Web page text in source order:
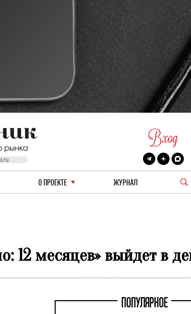
Вход
О ПРОЕКТЕ ЖУРНАЛ
месяцев» выйдет в
ПОПУЛЯРНОЕ